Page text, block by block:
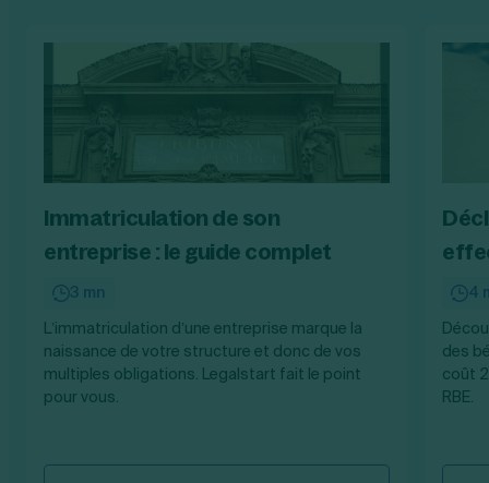
Immatriculation de son
entreprise : le guide complet
3 mn
L’immatriculation d’une entreprise marque la
naissance de votre structure et donc de vos
multiples obligations. Legalstart fait le point
pour vous.
4
des
coût
RBE.